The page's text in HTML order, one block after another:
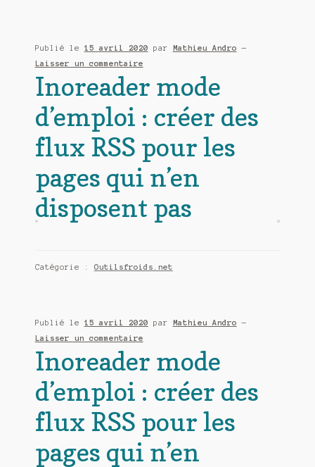
Publié le 15 avril 2020 par Mathieu Andro
—
Laisser un commentaire
Inoreader mode
d’emploi : créer des
flux RSS pour les
pages qui n’en
disposent pas
Catégorie : Outilsfroids.net
Publié le 15 avril 2020 par Mathieu Andro
—
Laisser un commentaire
Inoreader mode
d’emploi : créer des
flux RSS pour les
pages qui n’en